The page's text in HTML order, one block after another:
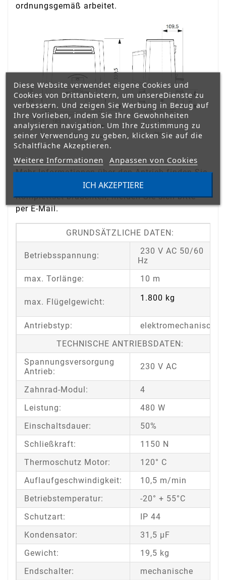
ordnungsgemäß arbeitet.
Mehr Informationen über den Antrieb finden Sie
in der Bedienungsanleitung. Wenn Sie ein
Komplettset bräuchten, melden Sie sich bitte
per E-Mail.
GRUNDSÄTZLICHE DATEN:
Betriebsspannung:
230 V AC 50/60
Hz
max. Torlänge:
10 m
max. Flügelgewicht: 1.800 kg
Antriebstyp:
elektromechanisch
TECHNISCHE ANTRIEBSDATEN:
Spannungsversorgung
Antrieb:
230 V AC
Zahnrad-Modul:
4
Leistung:
480 W
Einschaltsdauer:
50%
Schließkraft:
1150 N
Thermoschutz Motor:
120° C
Auflaufgeschwindigkeit:
10,5 m/min
Betriebstemperatur:
-20° + 55°C
Schutzart:
IP 44
Kondensator:
31,5 μF
Gewicht:
19,5 kg
Endschalter:
mechanische
Diese Website verwendet eigene Cookies und
Cookies von Drittanbietern, um unsereDienste zu
verbessern. Und zeigen Sie Werbung in Bezug auf
Ihre Vorlieben, indem Sie Ihre Gewohnheiten
analysieren navigation. Um Ihre Zustimmung zu
seiner Verwendung zu geben, klicken Sie auf die
Schaltfläche Akzeptieren.
Weitere Informationen Anpassen von Cookies
ICH AKZEPTIERE